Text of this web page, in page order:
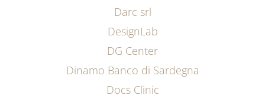
Darc srl
DesignLab
DG Center
Dinamo Banco di Sardegna
Docs Clinic